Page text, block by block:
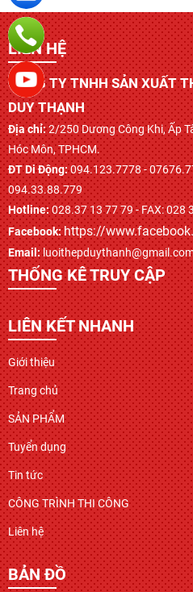
LIÊN HỆ
CÔNG TY TNHH SẢN XUẤT
DUY THẠNH
Địa chỉ:2/250 Dương Công Khi, Ấp
Hóc Môn, TPHCM.
ĐT Di Động:094.123.7778 -
094.33.88.779
Hotline:028.37 13 77 79 - FAX: 028
Facebook: https://
Email:
THỐNG KÊ TRUY CẬP
LIÊN KẾT NHANH
Giới thiệu
Trang chủ
SẢN PHẨM
Tuyển dụng
Tin tức
CÔNG TRÌNH THI CÔNG
Liên hệ
BẢN ĐỒ